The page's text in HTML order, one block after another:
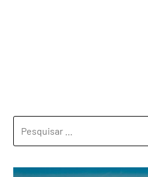
POR: